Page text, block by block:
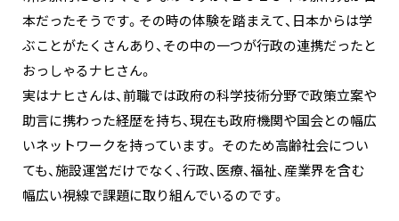
本だったそうです。その時の体験を踏まえて、日本からは学
ぶことがたくさんあり、その中の一つが行政の連携だったと
おっしゃるナヒさん。
実はナヒさんは、前職では政府の科学技術分野で政策立案や
助言に携わった経歴を持ち、現在も政府機関や国会との幅広
いネットワークを持っています。 そのため高齢社会につい
ても、施設運営だけでなく、行政、医療、福祉、産業界を含む
幅広い視線で課題に取り組んでいるのです。